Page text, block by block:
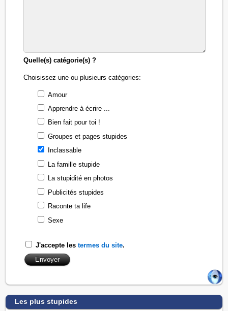
Quelle(s) catégorie(s) ?
Choisissez une ou plusieurs catégories:
Amour
Apprendre à écrire ...
Bien fait pour toi !
Groupes et pages stupides
Inclassable
La famille stupide
La stupidité en photos
Publicités stupides
Raconte ta life
Sexe
J'accepte lestermes du site.
Les plus stupides